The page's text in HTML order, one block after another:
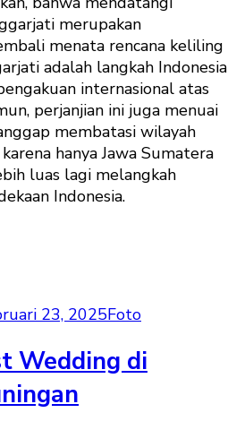
merupakan
menata rencana keliling
adalah langkah Indonesia
internasional atas
perjanjian ini juga menuai
membatasi wilayah
hanya Jawa Sumatera
luas lagi melangkah
Indonesia.
23, 2025Foto
Wedding di